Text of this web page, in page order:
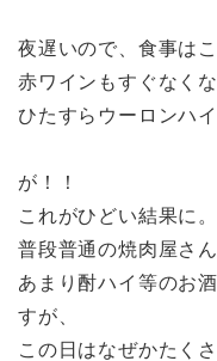
夜遅いので、食事は
赤ワインもすぐなくな
ひたすらウーロンハ
が！！
これがひどい結果に。
普段普通の焼肉屋さん
あまり酎ハイ等のお
すが、
この日はなぜかたく